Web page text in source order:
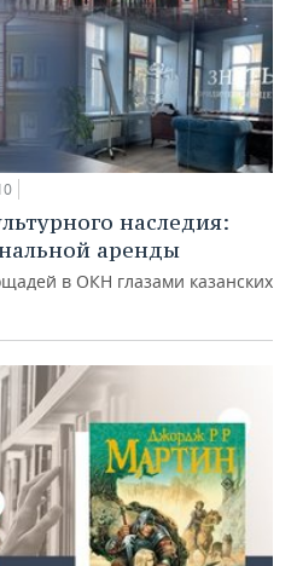
наследия:
аренды
в ОКН глазами казанских